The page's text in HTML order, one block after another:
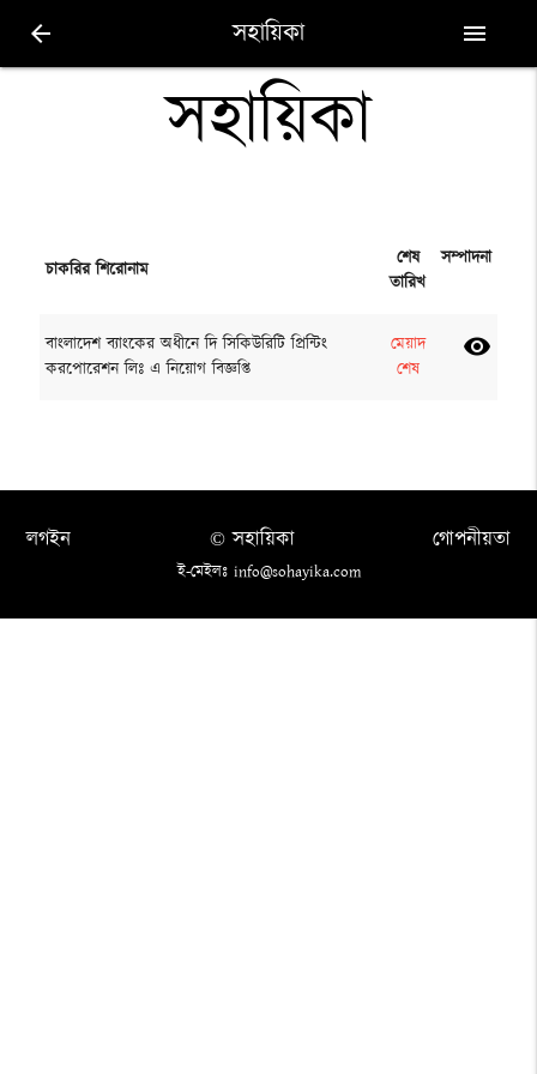
arrow_back সহায়িকা menu
সহায়িকা
চাকরির শিরোনাম
শেষ
তারিখ
সম্পাদনা
বাংলাদেশ ব্যাংকের অধীনে দি সিকিউরিটি প্রিন্টিং
করপোরেশন লিঃ এ নিয়োগ বিজ্ঞপ্তি
মেয়াদ
শেষ
visibility
লগইন গোপনীয়তা
© সহায়িকা
ই-মেইলঃ info@sohayika.com